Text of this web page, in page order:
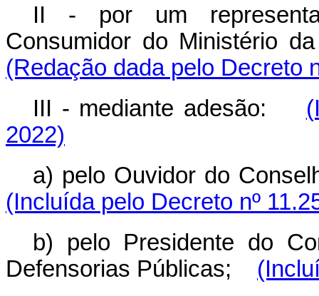
II - por um
Consumidor do Ministério
(Redação dada pelo Decreto
III - mediante adesão:
2022)
a) pelo Ouvidor do
(Incluída pelo Decreto nº
b) pelo Presidente do
Defensorias Públicas;